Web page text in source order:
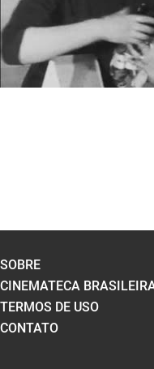
SOBRE
CINEMATECA
TERMOS DE USO
CONTATO